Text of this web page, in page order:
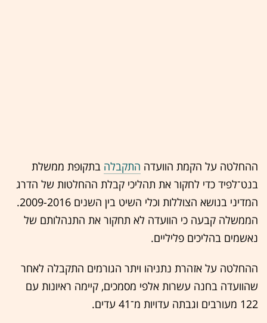
ההחלטה על הקמת הוועדה התקבלה בתקופת ממשלת
בנט־לפיד כדי לחקור את תהליכי קבלת ההחלטות של הדרג
המדיני בנושא הצוללות וכלי השיט בין השנים 2009-2016.
הממשלה קבעה כי הוועדה לא תחקור את התנהלותם של
נאשמים בהליכים פליליים.
ההחלטה על אזהרת נתניהו ויתר הגורמים התקבלה לאחר
שהוועדה בחנה עשרות אלפי מסמכים, קיימה ראיונות עם
122 מעורבים וגבתה עדויות מ־41 עדים.